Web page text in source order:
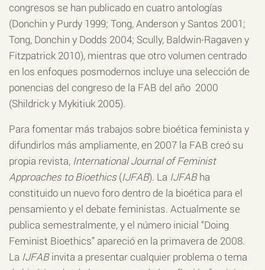
congresos se han publicado en cuatro antologías
(Donchin y Purdy 1999; Tong, Anderson y Santos 2001;
Tong, Donchin y Dodds 2004; Scully, Baldwin-Ragaven y
Fitzpatrick 2010), mientras que otro volumen centrado
en los enfoques posmodernos incluye una selección de
ponencias del congreso de la FAB del año 2000
(Shildrick y Mykitiuk 2005).
Para fomentar más trabajos sobre bioética feminista y
difundirlos más ampliamente, en 2007 la FAB creó su
propia revista, International Journal of Feminist
Approaches to Bioethics(IJFAB). La IJFABha
constituido un nuevo foro dentro de la bioética para el
pensamiento y el debate feministas. Actualmente se
publica semestralmente, y el número inicial “Doing
Feminist Bioethics” apareció en la primavera de 2008.
La IJFABinvita a presentar cualquier problema o tema